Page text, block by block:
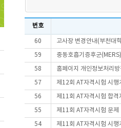
번호
60 고사장 변경안내(부천대
59 중동호흡기증후군
58 홈페이지 개인정보처리
57 제12회 AT자격시험 시행
56 제11회 AT자격시험 합격
55 제11회 AT자격시험 문제
54 제11회 AT자격시험 시행